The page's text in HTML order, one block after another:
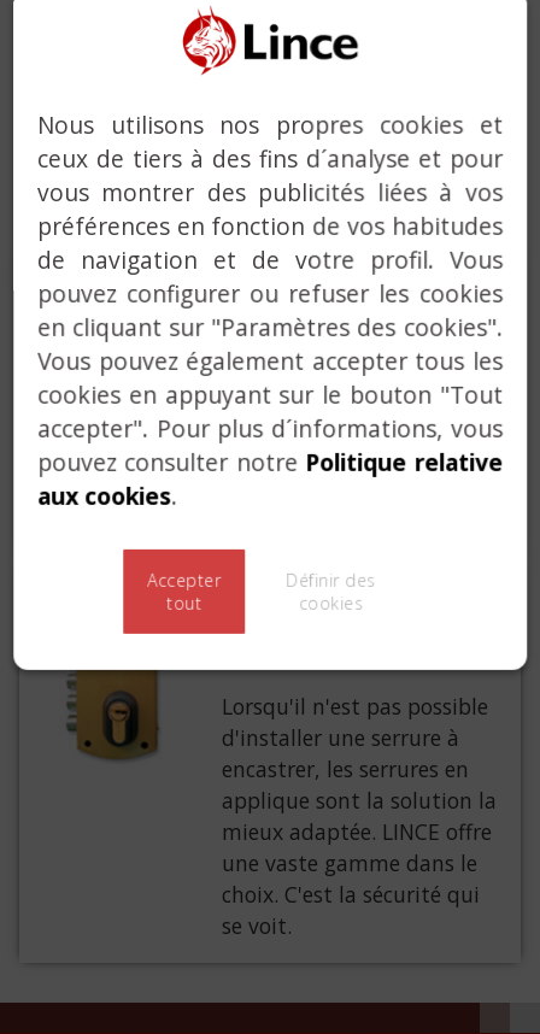
VERROU AVEC ALARME INTÉGRÉE
FERME-PORTES
SERVICE CLEFS ET ORGANIGRAMMES
SOLUTIONS PERSONNALISÉES
VERROUS
Depuis toujours, les verrous
LINCE sont une référence
dans la sécurité
supplémentaire afin de
protéger tout ce que nous
SERRURES EN
Lorsqu'il n'est pas possible
d'installer une serrure à
encastrer, les serrures en
applique sont la solution la
mieux adaptée. LINCE offre
une vaste gamme dans le
choix. C'est la sécurité qui
se voit.
Nous utilisons nos propres cookies et
ceux de tiers à des fins d´analyse et pour
vous montrer des publicités liées à vos
préférences en fonction de vos habitudes
de navigation et de votre profil. Vous
pouvez configurer ou refuser les cookies
en cliquant sur "Paramètres des cookies".
Vous pouvez également accepter tous les
cookies en appuyant sur le bouton "Tout
accepter". Pour plus d´informations, vous
pouvez consulter notre Politique relative
aux cookies.
Accepter
tout
Définir des
cookies